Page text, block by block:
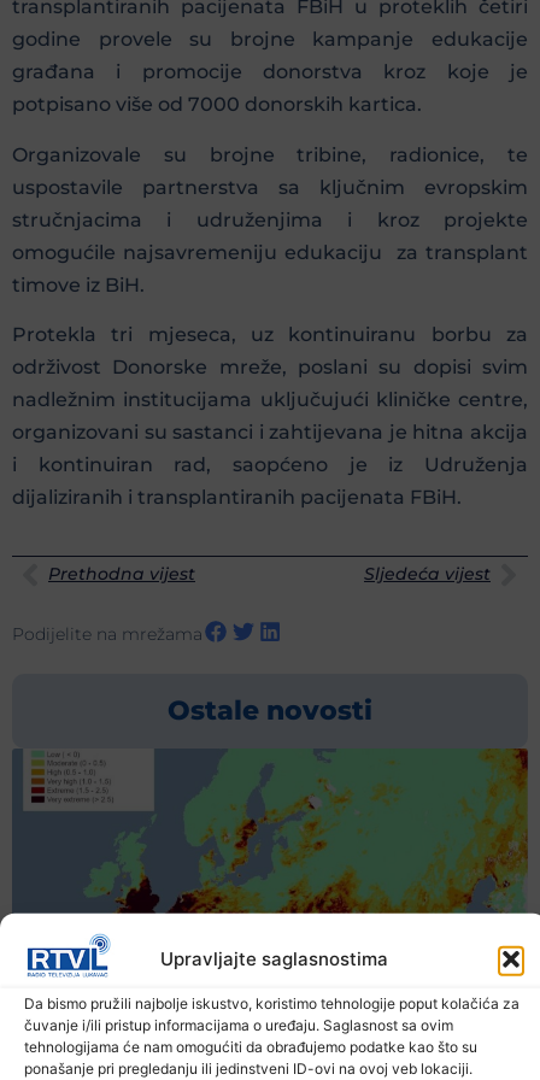
Upravljajte saglasnostima
Da bismo pružili najbolje iskustvo, koristimo tehnologije poput kolačića za
čuvanje i/ili pristup informacijama o uređaju. Saglasnost sa ovim
tehnologijama će nam omogućiti da obrađujemo podatke kao što su
ponašanje pri pregledanju ili jedinstveni ID-ovi na ovoj veb lokaciji.
transplantiranih pacijenata FBiH u proteklih četiri
godine provele su brojne kampanje edukacije
građana i promocije donorstva kroz koje je
potpisano više od 7000 donorskih kartica.
Organizovale su brojne tribine, radionice, te
uspostavile partnerstva sa ključnim evropskim
stručnjacima i udruženjima i kroz projekte
omogućile najsavremeniju edukaciju za transplant
timove iz BiH.
Protekla tri mjeseca, uz kontinuiranu borbu za
održivost Donorske mreže, poslani su dopisi svim
nadležnim institucijama uključujući kliničke centre,
organizovani su sastanci i zahtijevana je hitna akcija
i kontinuiran rad, saopćeno je iz Udruženja
dijaliziranih i transplantiranih pacijenata FBiH.
Prethodna vijest Sljedeća vijest
Podijelite na mrežama
Ostale novosti